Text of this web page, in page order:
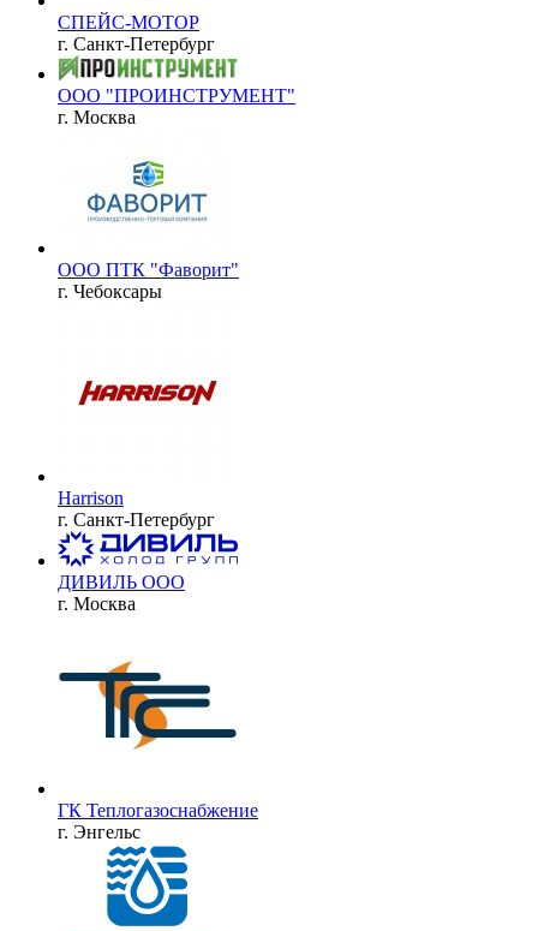
СПЕЙС-МОТОР
г. Санкт-Петербург
ООО "ПРОИНСТРУМЕНТ"
г. Москва
ООО ПТК "Фаворит"
г. Чебоксары
Harrison
г. Санкт-Петербург
ДИВИЛЬ ООО
г. Москва
ГК Теплогазоснабжение
г. Энгельс